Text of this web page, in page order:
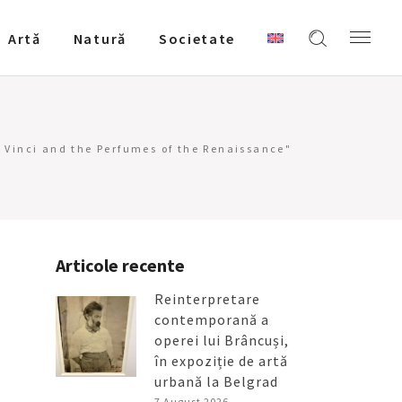
Artǎ Natură Societate
and the Perfumes of the Renaissance"
Articole recente
Reinterpretare
contemporană a
operei lui Brâncuși,
în expoziție de artă
urbană la Belgrad